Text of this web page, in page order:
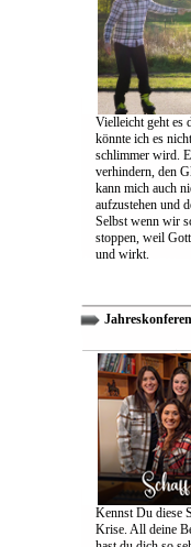
Vielleicht geht es
könnte ich es
schlimmer wird.
verhindern, den
kann mich auch
aufzustehen und
Selbst wenn wir
stoppen, weil
und wirkt.
Kennst Du diese
Krise. All deine